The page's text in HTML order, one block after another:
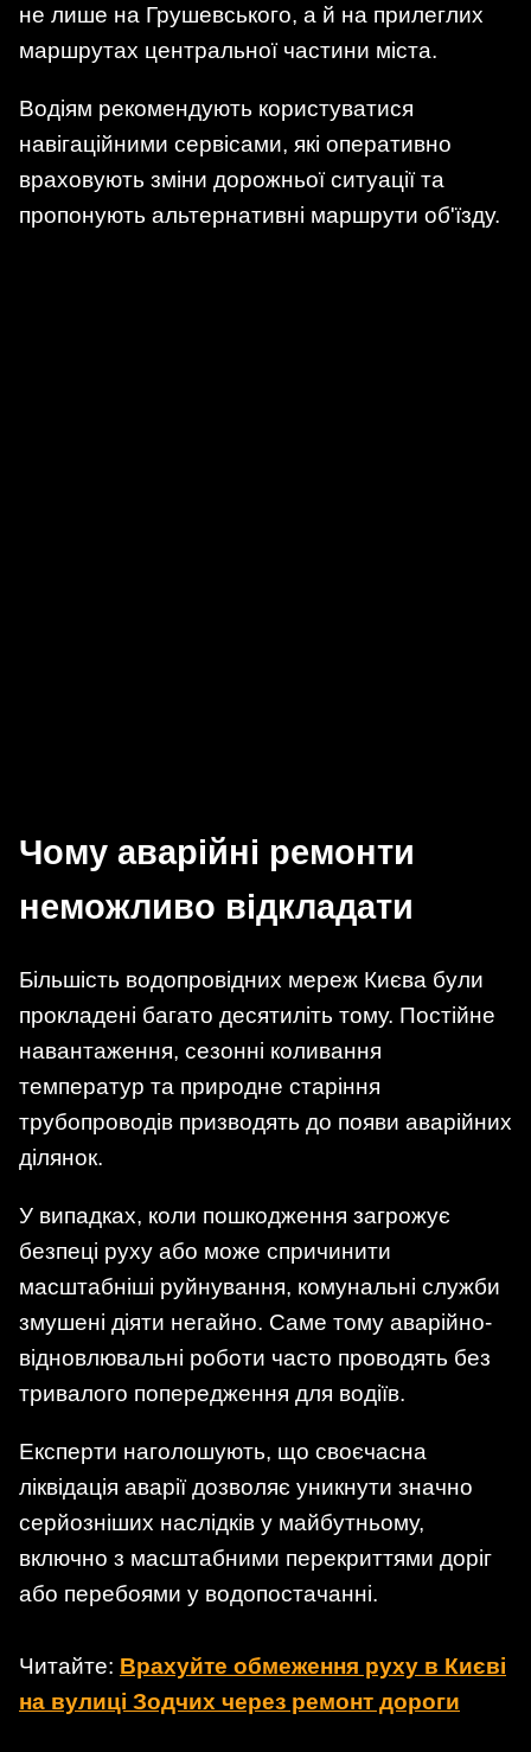
не лише на Грушевського, а й на прилеглих
маршрутах центральної частини міста.
Водіям рекомендують користуватися
навігаційними сервісами, які оперативно
враховують зміни дорожньої ситуації та
пропонують альтернативні маршрути об'їзду.
Чому аварійні ремонти
неможливо відкладати
Більшість водопровідних мереж Києва були
прокладені багато десятиліть тому. Постійне
навантаження, сезонні коливання
температур та природне старіння
трубопроводів призводять до появи аварійних
ділянок.
У випадках, коли пошкодження загрожує
безпеці руху або може спричинити
масштабніші руйнування, комунальні служби
змушені діяти негайно. Саме тому аварійно-
відновлювальні роботи часто проводять без
тривалого попередження для водіїв.
Експерти наголошують, що своєчасна
ліквідація аварії дозволяє уникнути значно
серйозніших наслідків у майбутньому,
включно з масштабними перекриттями доріг
або перебоями у водопостачанні.
Читайте: Врахуйте обмеження руху в Києві
на вулиці Зодчих через ремонт дороги